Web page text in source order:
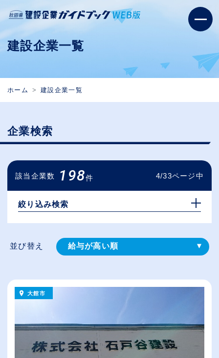
建設企業一覧
ホーム 建設企業一覧
企業検索
該当企業数 198件 4/33ページ中
絞り込み検索
並び替え 給与が高い順
大館市